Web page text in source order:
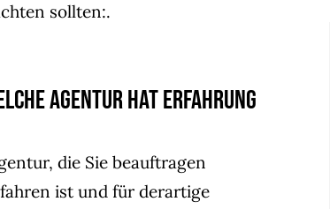
sollten:.
Agentur hat Erfahrung
die Sie beauftragen
ist und für derartige